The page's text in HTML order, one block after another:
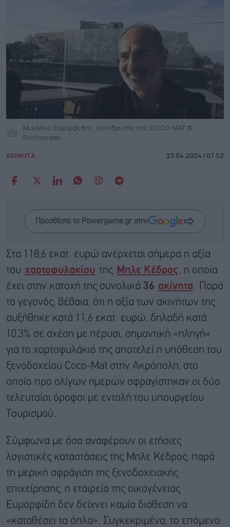
Μιχάλης Ευμορφίδης, συνιδρυτής της COCO-MAT ©
Printscreen
ΑΚΙΝΗΤΑ 23.04.2024 | 07:52
Προσθέστε το Powergame.gr στην
Στα 118,6 εκατ. ευρώ ανέρχεται σήμερα η αξία
του χαρτοφυλακίου της Μπλε Κέδρος, η οποία
έχει στην κατοχή της συνολικά 36 ακίνητα . Παρά
το γεγονός, βέβαια, ότι η αξία των ακινήτων της
αυξήθηκε κατά 11,6 εκατ. ευρώ, δηλαδή κατά
10,3% σε σχέση με πέρυσι, σημαντική «πληγή»
για το χαρτοφυλάκιό της αποτελεί η υπόθεση του
ξενοδοχείου Coco-Mat στην Ακρόπολη, στο
οποίο προ ολίγων ημερών σφραγίστηκαν οι δύο
τελευταίοι όροφοι με εντολή του υπουργείου
Τουρισμού.
Σύμφωνα με όσα αναφέρουν οι ετήσιες
λογιστικές καταστάσεις της Μπλε Κέδρος, παρά
τη μερική σφράγιση της ξενοδοχειακής
επιχείρησης, η εταιρεία της οικογένειας
Ευμορφίδη δεν δείχνει καμία διάθεση να
«καταθέσει τα όπλα». Συγκεκριμένα, το επόμενο